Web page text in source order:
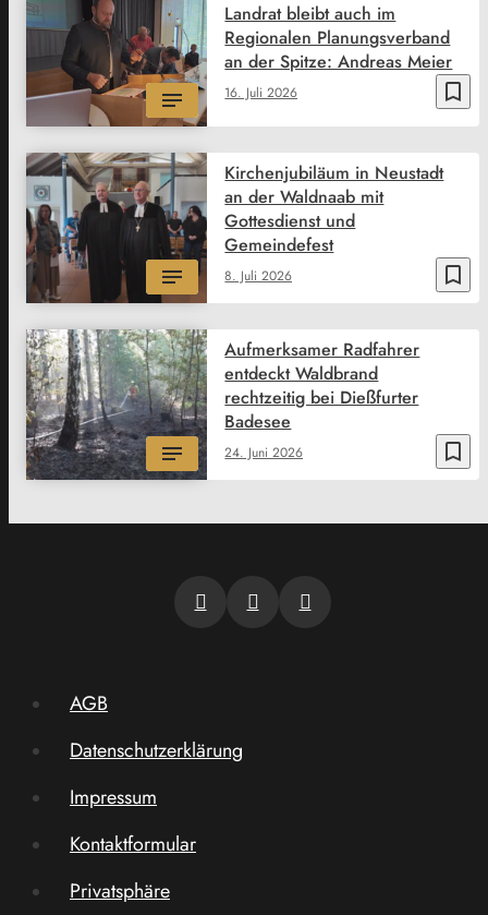
bookmark_border
16. Juli 2026
Landrat bleibt auch im
Regionalen Planungsverband
an der Spitze: Andreas Meier
bookmark_border
8. Juli 2026
Kirchenjubiläum in Neustadt
an der Waldnaab mit
Gottesdienst und
Gemeindefest
bookmark_border
24. Juni 2026
Aufmerksamer Radfahrer
entdeckt Waldbrand
rechtzeitig bei Dießfurter
Badesee
AGB
Datenschutzerklärung
Impressum
Kontaktformular
Privatsphäre